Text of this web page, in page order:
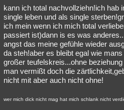
kann ich total nachvollziehn!ich hab
single leben und als single
ich mein wenn ich mich total
passiert ist)dann is es was
angst das meine gefühle wieder
da steh!aber es bleibt egal wie
großer teufelskreis...ohne
man vermißt doch die
nicht mit aber auch nicht ohne!
wer mich dick nicht mag hat mich schlank nicht